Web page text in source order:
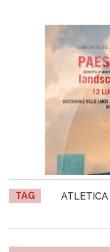
TAG ATLETICA